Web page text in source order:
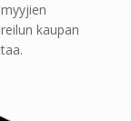
kaupan